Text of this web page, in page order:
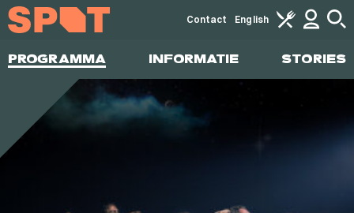
PROGRAMMA INFORMATIE STORIES
Contact English